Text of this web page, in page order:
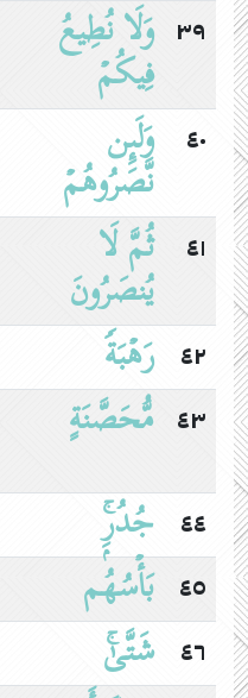
٣٩ وَلَا نُطِیعُ
فِیكُمۡ
٤٠ وَلَىِٕن
نَّصَرُوهُمۡ
٤١ ثُمَّ لَا
یُنصَرُونَ
٤٢ رَهۡبَةࣰ
٤٣
مُّحَصَّنَةٍ
٤٤
جُدُرِۭۚ
٤٥
بَأۡسُهُم
٤٦
شَتَّىٰۚ